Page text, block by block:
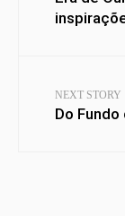
NEXT STORY
Do